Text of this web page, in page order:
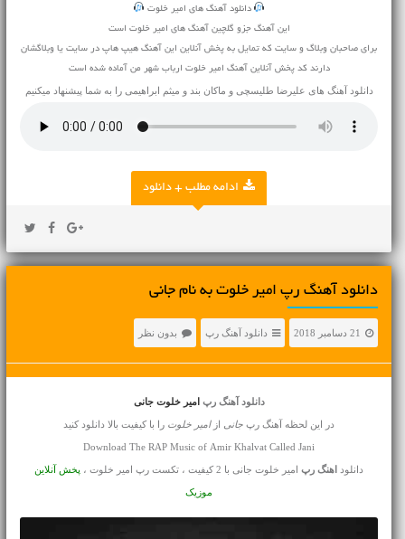
دانلود آهنگ های امیر خلوت
این آهنگ جزو گلچین آهنگ های امیر خلوت است
برای صاحبان وبلاگ و سایت که تمایل به پخش آنلاین این آهنگ هیپ هاپ در سایت یا وبلاگشان
دارند کد پخش آنلاین آهنگ امیر خلوت ارباب شهر من آماده شده است
دانلود آهنگ های علیرضا طلیسچی و ماکان بند و میثم ابراهیمی را به شما پیشنهاد میکنیم
ادامه مطلب + دانلود
دانلود آهنگ رپ امیر خلوت به نام جانی
21 دسامبر 2018 دانلود آهنگ رپ بدون نظر
دانلود آهنگ رپ امیر خلوت جانی
در این لحظه آهنگ رپ جانی ازامیر خلوت را با کیفیت بالا دانلود کنید
Download The RAP Music of Amir Khalvat Called Jani
دانلود اهنگ رپامیر خلوت جانی با 2 کیفیت ، تکست رپ امیر خلوت ، پخش آنلاین
موزیک